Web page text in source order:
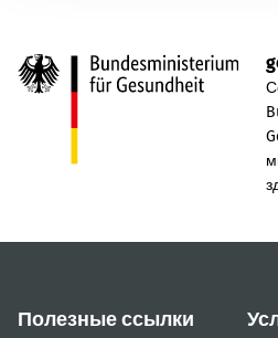
Полезные ссылки